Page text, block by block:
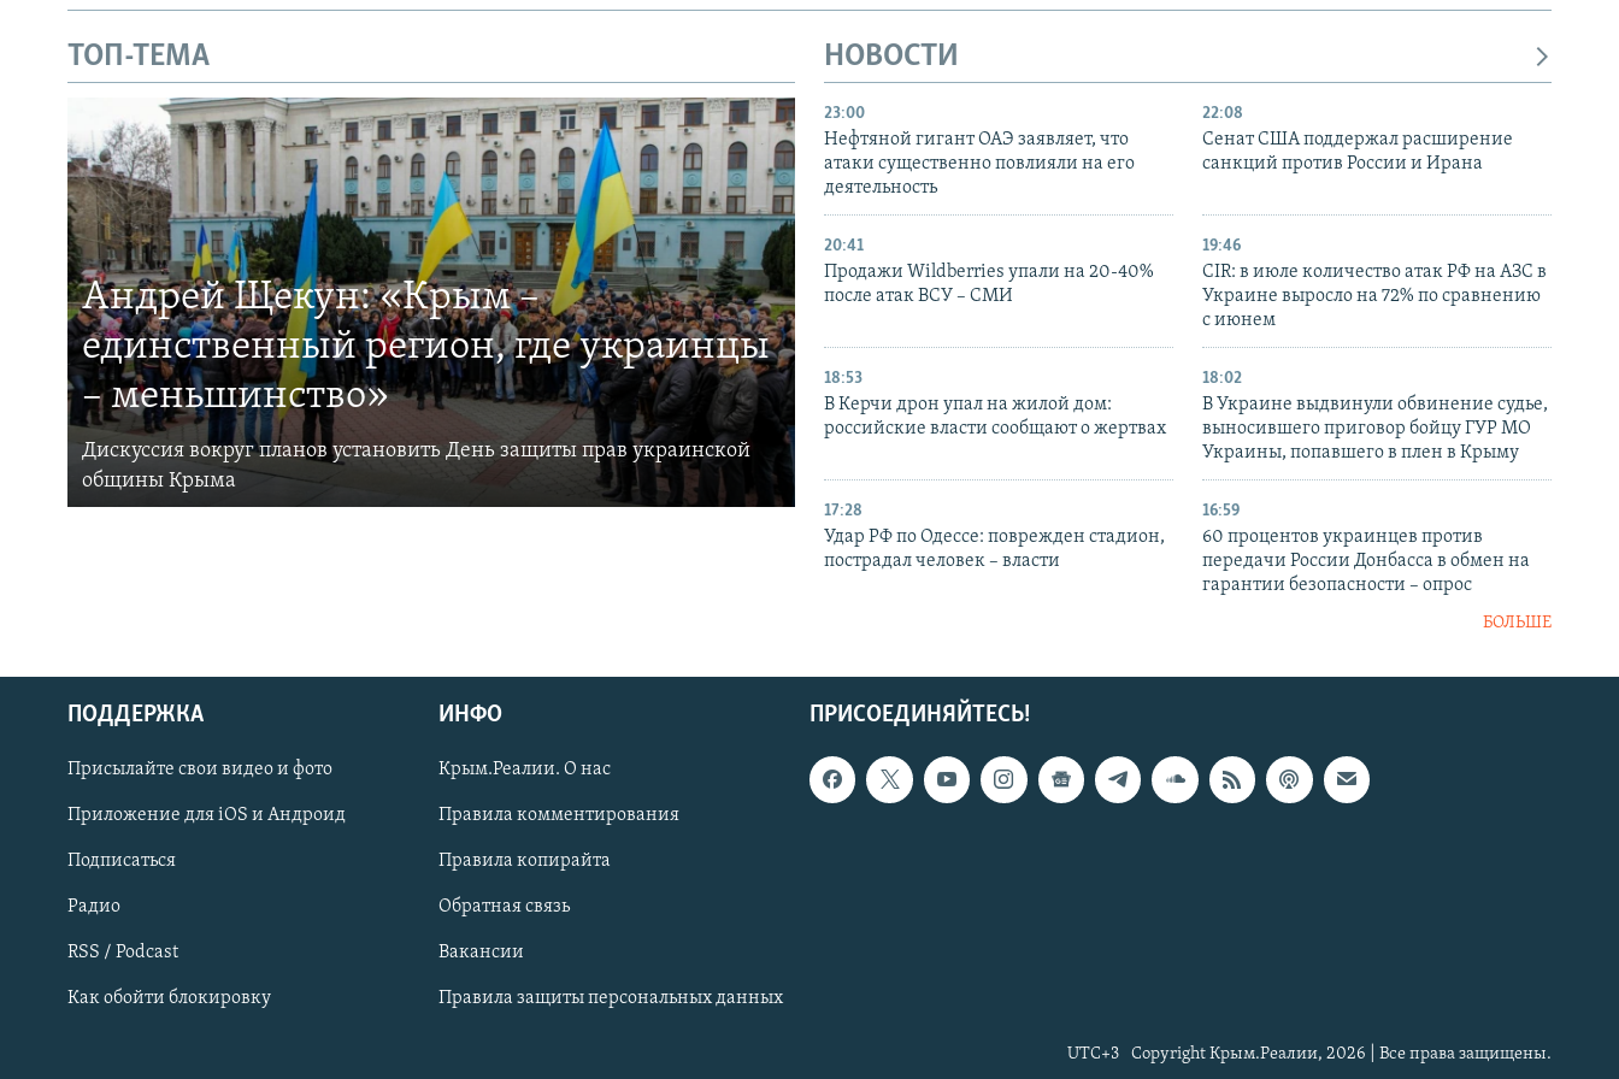
Українською
Qırımtatar
ПРИСОЕДИНЯЙТЕСЬ!
ТОП-ТЕМА
Андрей Щекун: «Крым –
единственный регион, где украинцы
– меньшинство»
Дискуссия вокруг планов установить День защиты прав украинской
общины Крыма
НОВОСТИ
23:00
Нефтяной гигант ОАЭ заявляет, что
атаки существенно повлияли на его
деятельность
22:08
Сенат США поддержал расширение
санкций против России и Ирана
20:41
Продажи Wildberries упали на 20-40%
после атак ВСУ – СМИ
19:46
CIR: в июле количество атак РФ на АЗС в
Украине выросло на 72% по сравнению
с июнем
18:53
В Керчи дрон упал на жилой дом:
российские власти сообщают о жертвах
18:02
В Украине выдвинули обвинение судье,
выносившего приговор бойцу ГУР МО
Украины, попавшего в плен в Крыму
17:28
Удар РФ по Одессе: поврежден стадион,
пострадал человек – власти
16:59
60 процентов украинцев против
передачи России Донбасса в обмен на
гарантии безопасности – опрос
БОЛЬШЕ
ПРИСОЕДИНЯЙТЕСЬ!
ПОДДЕРЖКА
Присылайте свои видео и фото
Приложение для iOS и Андроид
Подписаться
Радио
RSS / Podcast
Как обойти блокировку
ИНФО
Крым.Реалии. О нас
Правила комментирования
Правила копирайта
Обратная связь
Вакансии
Правила защиты персональных данных
Copyright Крым.Реалии, 2026 | Все права защищены.
UTC+3